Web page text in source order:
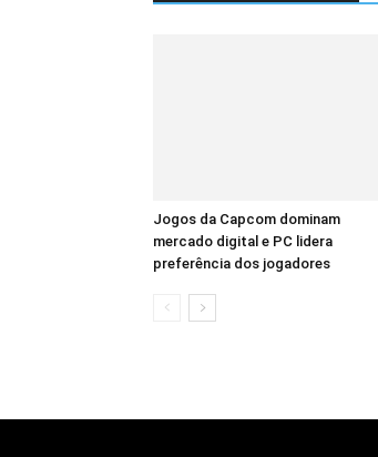
Jogos da Capcom dominam
mercado digital e PC lidera
preferência dos jogadores